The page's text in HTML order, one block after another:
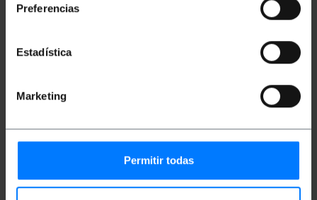
Preferencias
Estadística
Marketing
Permitir todas
ruido electromagnético..Ofrece una conexión fiable
que garantiza una excelente calidad de imagen.
CCable S-VHS 3m (MiniDIN7-M/MiniDIN4-M)
Conector MiniDIN7-Macho en el otro extremo
Longitud de 3m
Ideal para transmisión de señales de audio y
Interfaz de alta calidad
Diseño duradero